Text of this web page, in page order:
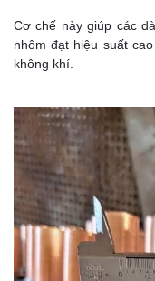
Cơ chế này giúp các
nhôm đạt hiệu suất
không khí.